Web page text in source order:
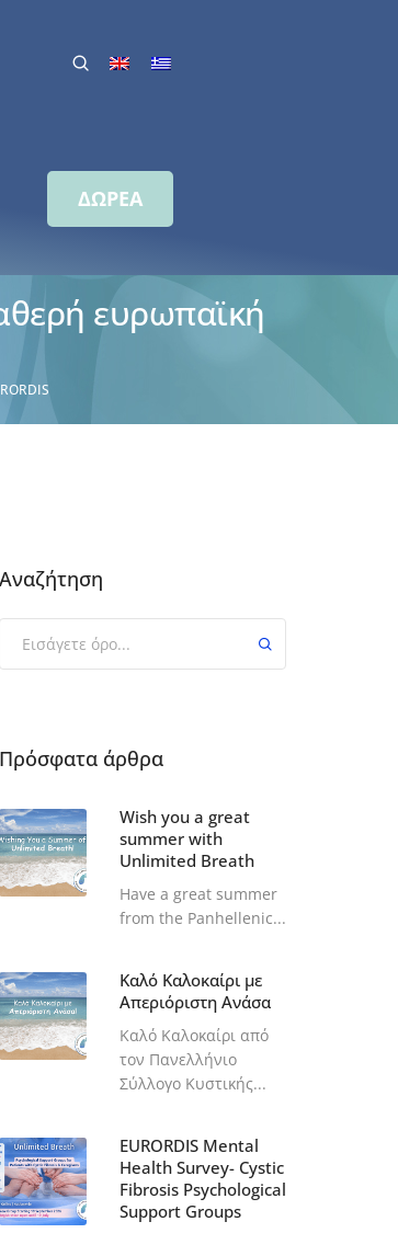
ΔΩΡΕΑ
ευρωπαϊκή
Αναζήτηση
Πρόσφατα άρθρα
Wish you a great
summer with
Unlimited Breath
Have a great summer
from the Panhellenic...
Καλό Καλοκαίρι με
Απεριόριστη Ανάσα
Καλό Καλοκαίρι από
τον Πανελλήνιο
Σύλλογο Κυστικής...
EURORDIS Mental
Health Survey- Cystic
Fibrosis Psychological
Support Groups